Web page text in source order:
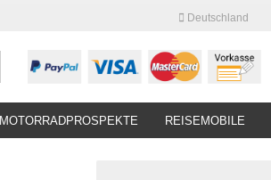
Deutschland
Suche...
MOTORRADPROSPEKTE REISEMOBILE